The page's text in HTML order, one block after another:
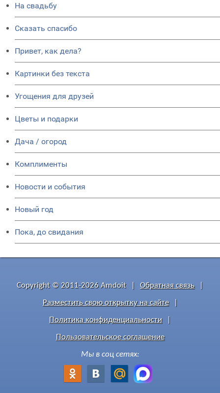
На свадьбу
Сказать спасибо
Привет, как дела?
Картинки без текста
Угощения для друзей
Цветы и подарки
Дача / огород
Комплименты
Новости и события
Новый год
Пока, до свидания
Copyright © 2011-2026 Amdoit Обратная связь
Разместить свою открытку на сайте
Политика конфиденциальности
Пользовательское соглашение
Мы в соц сетях: